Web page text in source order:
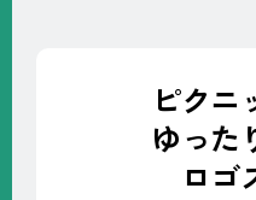
ピクニ
ゆった
ロゴ